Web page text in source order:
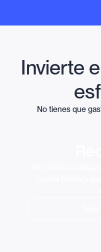
Invierte
No tienes que